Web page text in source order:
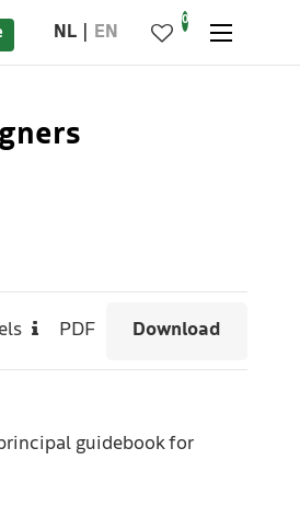
NL EN
0
PDF Download
guidebook for